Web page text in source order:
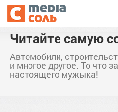
Читайте самую
Автомобили,
и многое другое. То что
настоящего мужыка!